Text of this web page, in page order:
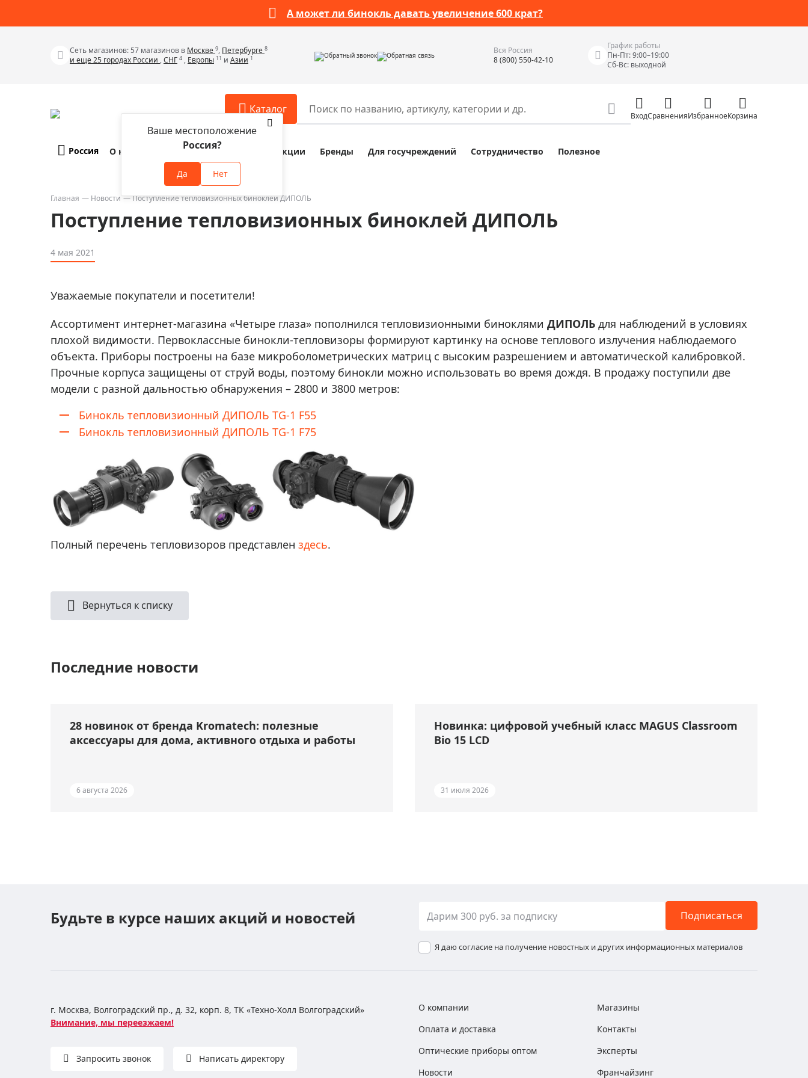
А может ли бинокль давать увеличение 600 крат?
Сеть магазинов: 57 магазинов в Москве 9, Петербурге 8
и еще 25 городах России ,СНГ 4 , Европы 11 и Азии 1 Обратный звонок Обратная связь
Вся Россия
8 (800) 550-42-10
График работы
Пн-Пт: 9:00–19:00
Сб-Вс: выходной
Каталог
Телескопы
Бинокли
Зрительные трубы
Прицелы
Фотогаджеты
Метеостанции, барометры, часы
Discovery (Дискавери)
Оптика для детей Levenhuk LabZZ
Астропланетарии
Хиты продаж
Акции
Аксессуары для микроскопов
Аксессуары для зрительных труб
Распродажа оптики по специальным
ценам
Распродажа выставочных образцов
Разное
Наборы исследователя Bresser Junior
Наборы для химических опытов
Сумки, кейсы, чехлы
Средства для очистки оптики
Трихинеллоскопы
Мерч
Измерительные инструменты
Влагомеры (датчики влажности)
Лазерные дальномеры
Измерители параметров окружающей
среды
ВходСравненияИзбранноеКорзина
Россия
Ваше местоположение
Россия?
Да Нет
О компании Оплата и доставка Акции Бренды Для госучреждений Сотрудничество Полезное
Главная Новости Поступление тепловизионных биноклей ДИПОЛЬ
Поступление тепловизионных биноклей ДИПОЛЬ
4 мая 2021
Уважаемые покупатели и посетители!
Ассортимент интернет-магазина «Четыре глаза» пополнился тепловизионными биноклями ДИПОЛЬ для наблюдений в условиях
плохой видимости. Первоклассные бинокли-тепловизоры формируют картинку на основе теплового излучения наблюдаемого
объекта. Приборы построены на базе микроболометрических матриц с высоким разрешением и автоматической калибровкой.
Прочные корпуса защищены от струй воды, поэтому бинокли можно использовать во время дождя. В продажу поступили две
модели с разной дальностью обнаружения – 2800 и 3800 метров:
Бинокль тепловизионный ДИПОЛЬ TG-1 F55
Бинокль тепловизионный ДИПОЛЬ TG-1 F75
Полный перечень тепловизоров представлен здесь.
Вернуться к списку
Последние новости
28 новинок от бренда Kromatech: полезные
аксессуары для дома, активного отдыха и работы
6 августа 2026
Новинка: цифровой учебный класс MAGUS Classroom
Bio 15 LCD
31 июля 2026
Будьте в курсе наших акций и новостей Подписаться
Я даю согласие на получение новостных и других информационных материалов
г. Москва, Волгоградский пр., д. 32, корп. 8, ТК «Техно-Холл Волгоградский»
Внимание, мы переезжаем!
Запросить звонок Написать директору
О компании
Оплата и доставка
Оптические приборы оптом
Новости
Магазины
Контакты
Эксперты
Франчайзинг